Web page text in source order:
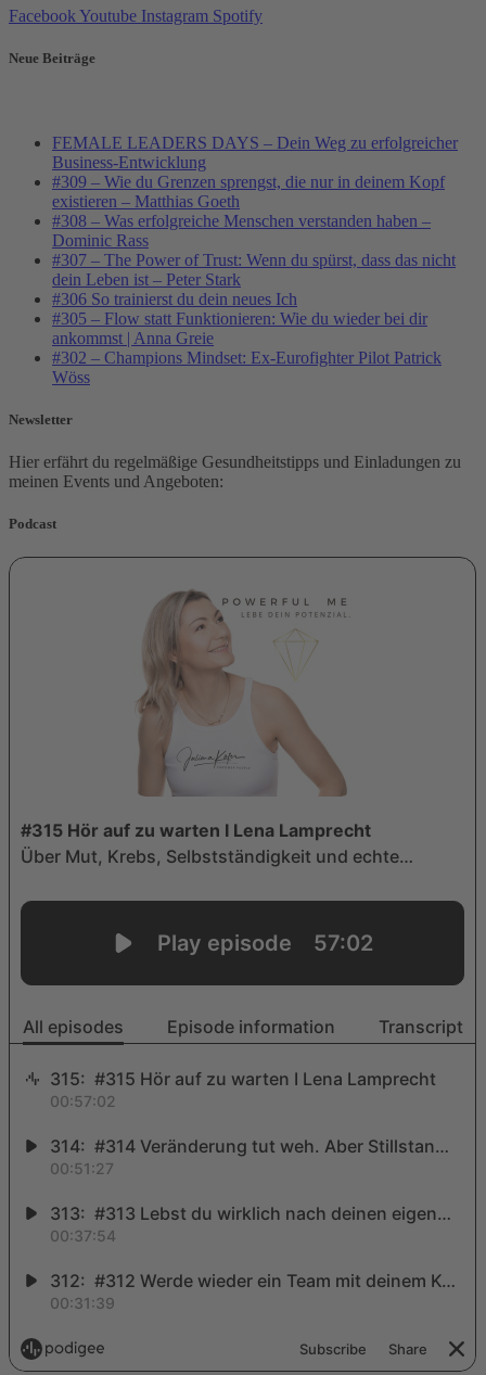
Facebook Youtube Instagram Spotify
Neue Beiträge
FEMALE LEADERS DAYS – Dein Weg zu erfolgreicher
Business-Entwicklung
#309 – Wie du Grenzen sprengst, die nur in deinem Kopf
existieren – Matthias Goeth
#308 – Was erfolgreiche Menschen verstanden haben –
Dominic Rass
#307 – The Power of Trust: Wenn du spürst, dass das nicht
dein Leben ist – Peter Stark
#306 So trainierst du dein neues Ich
#305 – Flow statt Funktionieren: Wie du wieder bei dir
ankommst | Anna Greie
#302 – Champions Mindset: Ex-Eurofighter Pilot Patrick
Wöss
Newsletter
Hier erfährt du regelmäßige Gesundheitstipps und Einladungen zu
meinen Events und Angeboten:
Podcast